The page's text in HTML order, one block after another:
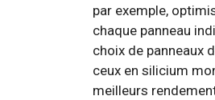
par exemple,
chaque panneau
choix de panneaux
ceux en silicium
meilleurs